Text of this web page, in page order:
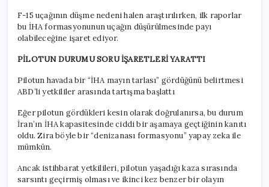
F-15 uçağının düşme nedeni halen araştırılırken, ilk raporlar
bu İHA formasyonunun uçağın düşürülmesinde payı
olabileceğine işaret ediyor.
PİLOTUN DURUMU SORU İŞARETLERİ YARATTI
Pilotun havada bir “İHA mayın tarlası” gördüğünü belirtmesi
ABD’li yetkililer arasında tartışma başlattı
Eğer pilotun gördükleri kesin olarak doğrulanırsa, bu durum
İran’ın İHA kapasitesinde ciddi bir aşamaya geçtiğinin kanıtı
oldu. Zira böyle bir “denizanası formasyonu” yapay zeka ile
mümkün.
Ancak istihbarat yetkilileri, pilotun yaşadığı kaza sırasında
sarsıntı geçirmiş olması ve ikinci kez benzer bir olayın